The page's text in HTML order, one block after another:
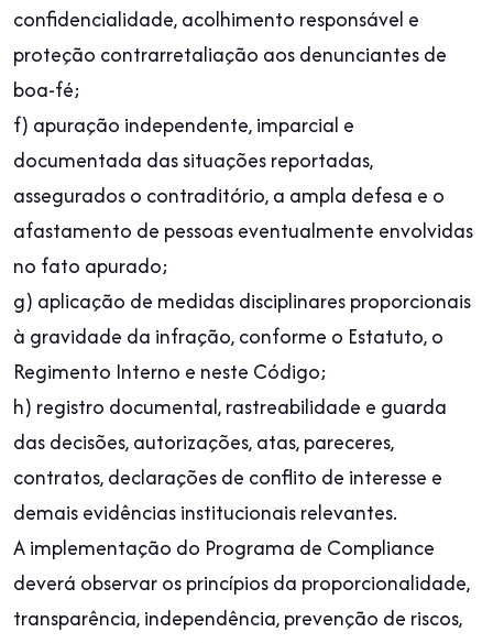
confidencialidade, acolhimento responsável e
proteção contrarretaliação aos denunciantes de
boa-fé;
f) apuração independente, imparcial e
documentada das situações reportadas,
assegurados o contraditório, a ampla defesa e o
afastamento de pessoas eventualmente envolvidas
no fato apurado;
g) aplicação de medidas disciplinares proporcionais
à gravidade da infração, conforme o Estatuto, o
Regimento Interno e neste Código;
h) registro documental, rastreabilidade e guarda
das decisões, autorizações, atas, pareceres,
contratos, declarações de conflito de interesse e
demais evidências institucionais relevantes.
A implementação do Programa de Compliance
deverá observar os princípios da proporcionalidade,
transparência, independência, prevenção de riscos,